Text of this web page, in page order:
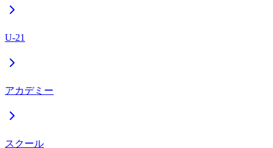
U-21
アカデミー
スクール